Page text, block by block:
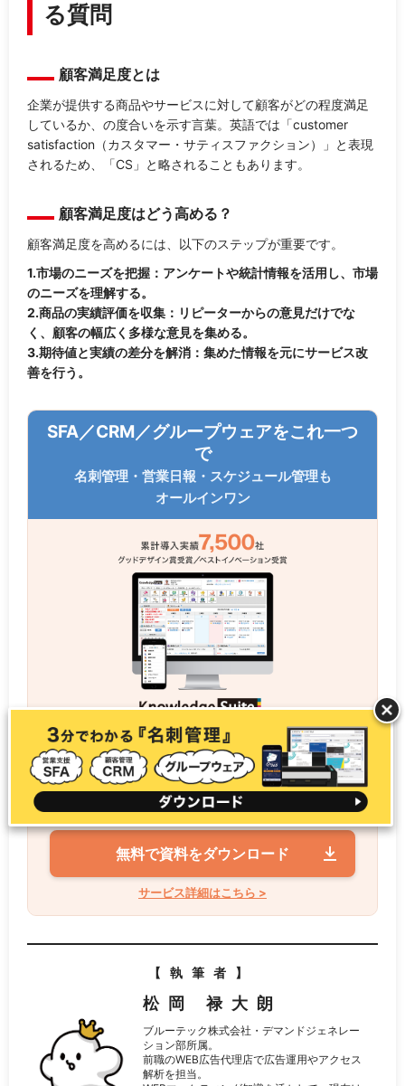
る質問
顧客満足度とは
企業が提供する商品やサービスに対して顧客がどの程度満足
しているか、の度合いを示す言葉。英語では「customer
satisfaction（カスタマー・サティスファクション）」と表現
されるため、「CS」と略されることもあります。
顧客満足度はどう高める？
顧客満足度を高めるには、以下のステップが重要です。
1.市場のニーズを把握：アンケートや統計情報を活用し、市場
のニーズを理解する。
2.商品の実績評価を収集：リピーターからの意見だけでな
く、顧客の幅広く多様な意見を集める。
3.期待値と実績の差分を解消：集めた情報を元にサービス改
善を行う。
SFA／CRM／グループウェアをこれ一つ
で
名刺管理・営業日報・スケジュール管理も
オールインワン
ユーザー数無制限で利用できるシンプルで使いや
すいSFA/CRMツール。営業活動の効率化から情
報共有まで1つのプラットフォームで完結。
＼ 3分でわかる Knowledge Suite の全機能 ／
無料で資料をダウンロード
サービス詳細はこちら >
【執筆者】
松岡 禄大朗
ブルーテック株式会社・デマンドジェネレー
ション部所属。
前職のWEB広告代理店で広告運用やアクセス
解析を担当。